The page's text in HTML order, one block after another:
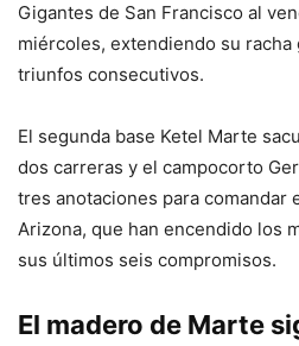
Gigantes de San Francisco al
miércoles, extendiendo su racha
triunfos consecutivos.
El segunda base Ketel Marte
dos carreras y el campocorto
tres anotaciones para comandar
Arizona, que han encendido los
sus últimos seis compromisos.
El madero de Marte